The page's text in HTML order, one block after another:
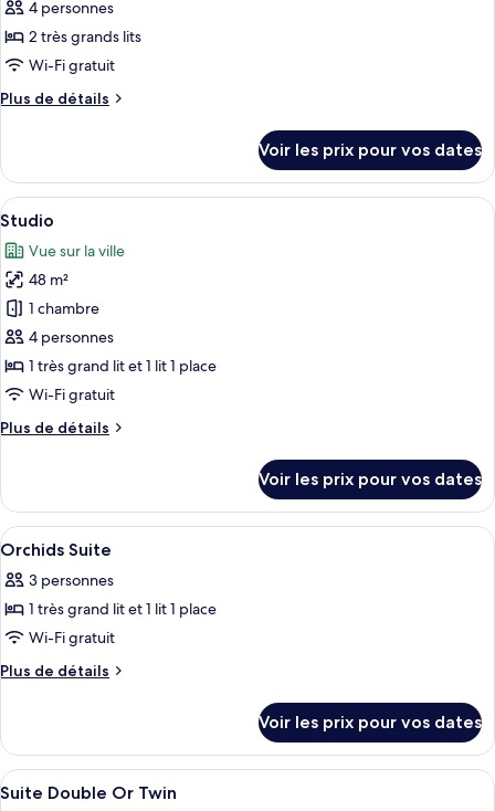
ce
type
de
chambre :
Suite
chambres
4 personnes
2 très grands lits
Wi-Fi gratuit
Plus de détails
Plus
le
type
de
Suite
Familiale,
chambres
Voir les prix pour vos dates
Afficher
toutes
les
photos
pour
ce
type
de
chambre :
Studio
Une chambre d’hôtel avec deux lits,
7
Studio
Vue sur la ville
48 m²
1 chambre
4 personnes
1 très grand lit et 1 lit 1 place
Wi-Fi gratuit
Plus de détails
Plus
le
type
de
Studio
Voir les prix pour vos dates
Afficher
toutes
les
photos
pour
ce
chambre :
Orchids
Suite
Literie hypoallergénique, minibar,
8
Orchids Suite
3 personnes
1 très grand lit et 1 lit 1 place
Wi-Fi gratuit
Plus de détails
Plus
le
type
de
Voir les prix pour vos dates
Afficher
toutes
Literie hypoallergénique, minibar,
12
Suite Double Or Twin